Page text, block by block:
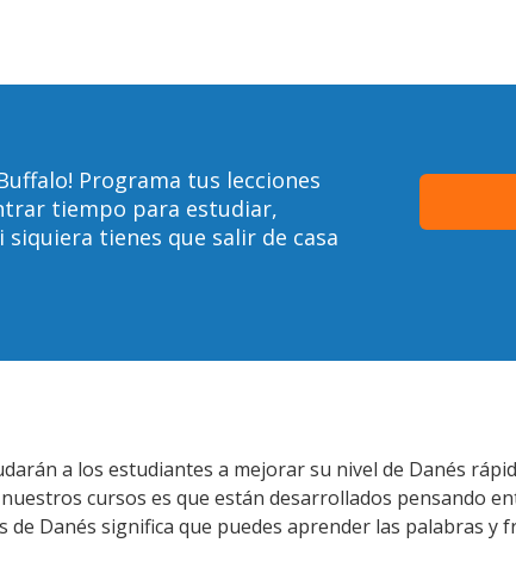
Programa tus lecciones
tiempo para estudiar,
tienes que salir de casa
a los estudiantes a mejorar su nivel de Danés
cursos es que están desarrollados pensando
Danés significa que puedes aprender las palabras y